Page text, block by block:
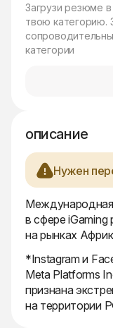
Загрузи резюме
твою категорию.
категории
описание
Нужен
в сфере iGaming
на рынках
*Instagram и
Meta Platforms
признана
на территории